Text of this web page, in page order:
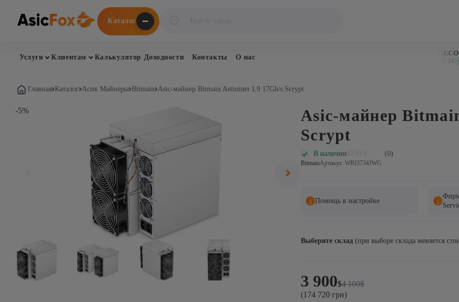
Каталог
товаров
Услуги Клиентам Калькулятор Доходности Контакты О нас
DOGECOIN
↑
Главная Каталог Асик Майнеры Bitmain Asic-майнер Bitmain Antminer L9 17Gh/s Scrypt
-5%
Asic-майнер
Scrypt
В наличии (0)
BitmainАртикул: WRI3734JWG
Помощь в настройке
Выберите склад (при выборе склада меняется
4 100$
Первоначальная
цена
составляла
3 900$
Текущая
цена:
3
(174 720 грн)